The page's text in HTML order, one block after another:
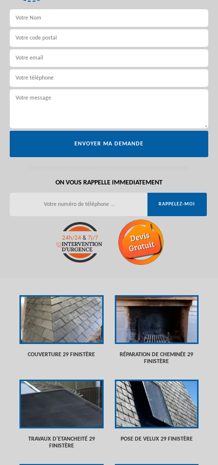
ON VOUS RAPPELLE IMMEDIATEMENT
COUVERTURE 29 FINISTÈRE
RÉPARATION DE CHEMINÉE 29
FINISTÈRE
TRAVAUX D'ETANCHEITÉ 29
FINISTÈRE
POSE DE VELUX 29 FINISTÈRE